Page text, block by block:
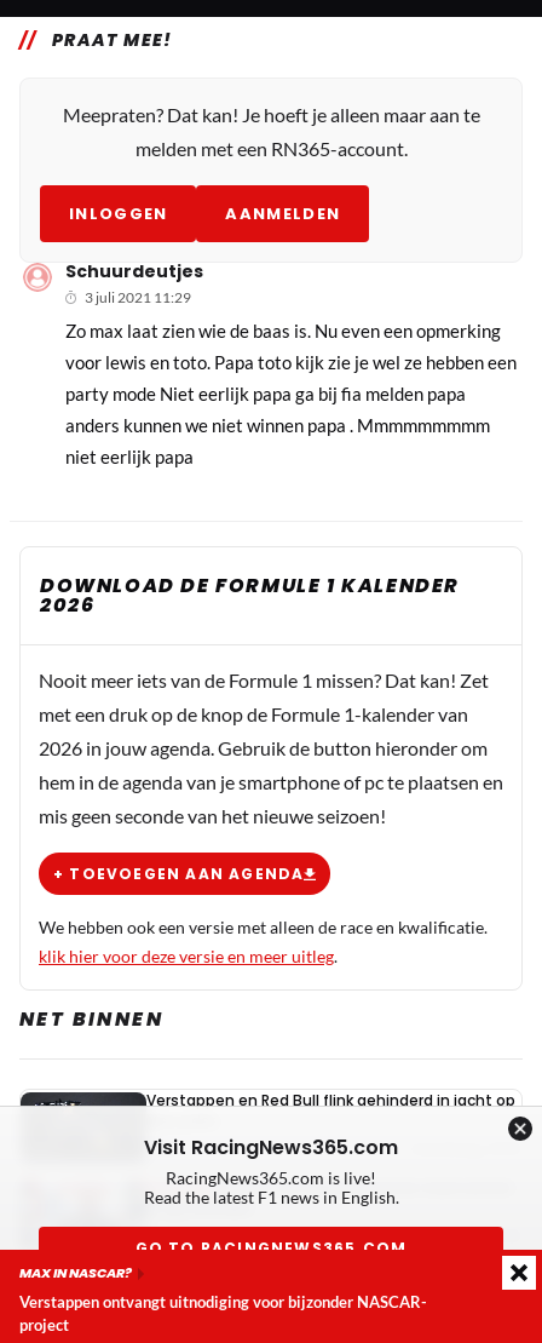
PRAAT MEE!
Meepraten? Dat kan! Je hoeft je alleen maar aan te
melden met een RN365-account.
INLOGGEN AANMELDEN
Schuurdeutjes
3 juli 2021 11:29
Zo max laat zien wie de baas is. Nu even een opmerking
voor lewis en toto. Papa toto kijk zie je wel ze hebben een
party mode Niet eerlijk papa ga bij fia melden papa
anders kunnen we niet winnen papa . Mmmmmmmmm
niet eerlijk papa
DOWNLOAD DE FORMULE 1 KALENDER
2026
Nooit meer iets van de Formule 1 missen? Dat kan! Zet
met een druk op de knop de Formule 1-kalender van
2026 in jouw agenda. Gebruik de button hieronder om
hem in de agenda van je smartphone of pc te plaatsen en
mis geen seconde van het nieuwe seizoen!
+ TOEVOEGEN AAN AGENDA
We hebben ook een versie met alleen de race en kwalificatie.
klik hier voor deze versie en meer uitleg.
NET BINNEN
Verstappen en Red Bull flink gehinderd in jacht op
Vandaag, 16:15
0
INTERVIEW Binotto vat debuutseizoen Audi samen
in vijf woorden
Vandaag, 15:25
Verstappen: "Past uitstekend bij Red Bull"
Visit RacingNews365.com
RacingNews365.com is live!
Read the latest F1 news in English.
GO TO RACINGNEWS365.COM
Don't show again
MAX IN NASCAR?
Verstappen ontvangt uitnodiging voor bijzonder NASCAR-
project